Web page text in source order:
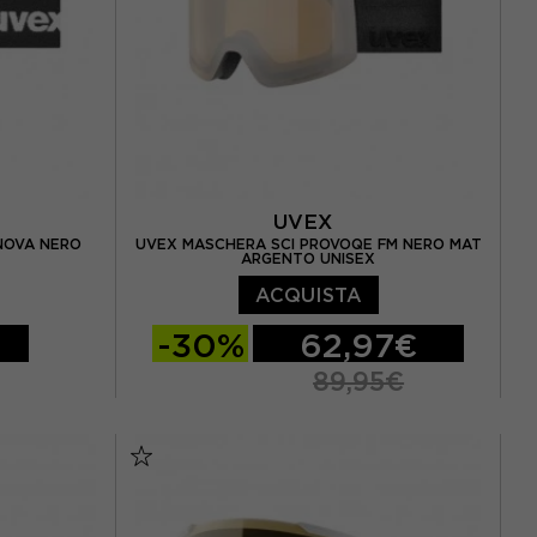
NERO
UVEX
UVEX MASCHERA SCI PROVOQE FM NERO MAT
ARGENTO UNISEX
ACQUISTA
-30% 62,97€
89,95€